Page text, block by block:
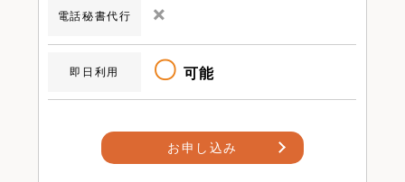
電話秘書代行 ×
即日利用 〇 可能
お申し込み